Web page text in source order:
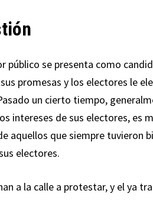
público se presenta como
promesas y los electores le
un cierto tiempo,
intereses de sus electores, es
aquellos que siempre tuvieron
electores.
a la calle a protestar, y el ya